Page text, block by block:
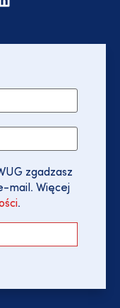
zgadzasz
mail. Więcej
.